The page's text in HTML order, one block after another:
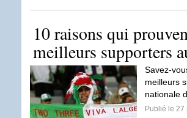
10 raisons qui
meilleurs supporters
Savez-
meilleurs
nationale
Publié le 27